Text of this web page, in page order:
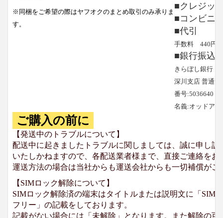
※同梱をご希望の際はヤフオクのまとめ取引のみ承りま
す。
■クレジッ
■コンビニ
■代引
手数料 440円と
■銀行振込
きらぼし銀行
深川支店 普通預
番号:5036640
名義:オッドア
ご購入の前に
【発送中のトラブルについて】
配送中に起きましたトラブルに関しましては、誠に申し
いたしかねますので、各配送業者様まで、直接ご連絡を
運送方法の場合は当社からも運送会社からも一切補償がご
【SIMロック解除について】
SIMロック解除済の端末はタイトルまたは説明文に「SIM
フリー」の記載をしております。
記載がない場合には「未解除」となります。また解除の可